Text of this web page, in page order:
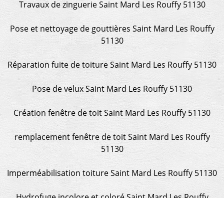
Travaux de zinguerie Saint Mard Les Rouffy 51130
Pose et nettoyage de gouttières Saint Mard Les Rouffy
51130
Réparation fuite de toiture Saint Mard Les Rouffy 51130
Pose de velux Saint Mard Les Rouffy 51130
Création fenêtre de toit Saint Mard Les Rouffy 51130
remplacement fenêtre de toit Saint Mard Les Rouffy
51130
Imperméabilisation toiture Saint Mard Les Rouffy 51130